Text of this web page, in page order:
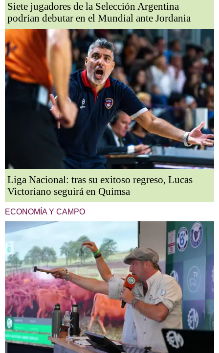
Siete jugadores de la Selección Argentina
podrían debutar en el Mundial ante Jordania
Liga Nacional: tras su exitoso regreso, Lucas
Victoriano seguirá en Quimsa
ECONOMÍA Y CAMPO